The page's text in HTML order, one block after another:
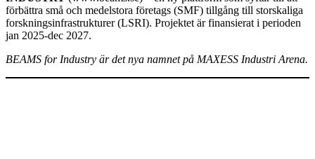
förbättra små och medelstora företags (SMF) tillgång till storskaliga
forskningsinfrastrukturer (LSRI). Projektet är finansierat i perioden
jan 2025-dec 2027.
BEAMS for Industry är det nya namnet på MAXESS Industri Arena.